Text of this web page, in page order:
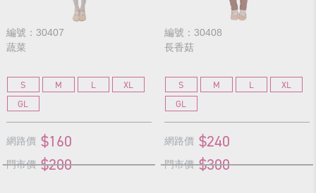
編號：30407
蔬菜
S M L
XL
GL
網路價 $160
門市價 $200
編號：30408
長香菇
S M L
XL
GL
網路價 $240
門市價 $300